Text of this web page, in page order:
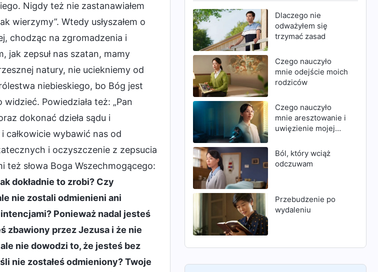
Nigdy też nie zastanawiałem
wierzymy”. Wtedy usłyszałem o
chodząc na zgromadzenia i
jak zepsuł nas szatan, mamy
natury, nie uciekniemy od
niebieskiego, bo Bóg jest
Powiedziała też: „Pan
dokonać dzieła sądu i
całkowicie wybawić nas od
i oczyszczenie z zepsucia
też słowa Boga Wszechmogącego:
dokładnie to zrobi? Czy
nie zostali odmienieni ani
Ponieważ nadal jesteś
zbawiony przez Jezusa i że nie
nie dowodzi to, że jesteś bez
nie zostałeś odmieniony? Twoje
Dlaczego nie
odważyłem się
trzymać zasad
Czego nauczyło
mnie odejście moich
rodziców
Czego nauczyło
mnie aresztowanie i
uwięzienie mojej
Ból, który wciąż
odczuwam
Przebudzenie po
wydaleniu